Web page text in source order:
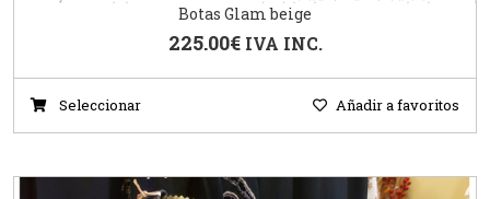
Botas Glam beige
225.00€ IVA INC.
Seleccionar Añadir a favoritos